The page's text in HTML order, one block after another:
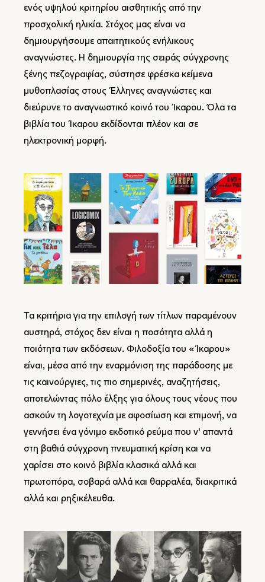
ενός υψηλού κριτηρίου αισθητικής από την
προσχολική ηλικία. Στόχος μας είναι να
δημιουργήσουμε απαιτητικούς ενήλικους
αναγνώστες. Η δημιουργία της σειράς σύγχρονης
ξένης πεζογραφίας, σύστησε φρέσκα κείμενα
μυθοπλασίας στους Έλληνες αναγνώστες και
διεύρυνε το αναγνωστικό κοινό του Ίκαρου. Όλα τα
βιβλία του Ίκαρου εκδίδονται πλέον και σε
ηλεκτρονική μορφή.
Τα κριτήρια για την επιλογή των τίτλων παραμένουν
αυστηρά, στόχος δεν είναι η ποσότητα αλλά η
ποιότητα των εκδόσεων. Φιλοδοξία του «Ίκαρου»
είναι, μέσα από την εναρμόνιση της παράδοσης με
τις καινούργιες, τις πιο σημερινές, αναζητήσεις,
αποτελώντας πόλο έλξης για όλους τους νέους που
ασκούν τη λογοτεχνία με αφοσίωση και επιμονή, να
γεννήσει ένα γόνιμο εκδοτικό ρεύμα που ν' απαντά
στη βαθιά σύγχρονη πνευματική κρίση και να
χαρίσει στο κοινό βιβλία κλασικά αλλά και
πρωτοπόρα, σοβαρά αλλά και θαρραλέα, διακριτικά
αλλά και ρηξικέλευθα.